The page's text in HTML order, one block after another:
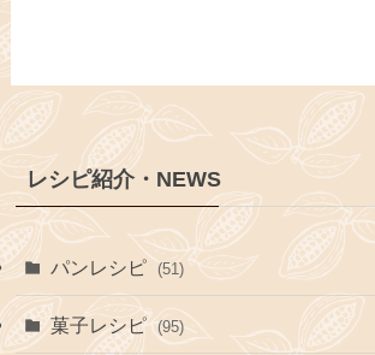
レシピ紹介・NEWS
パンレシピ (51)
菓子レシピ (95)